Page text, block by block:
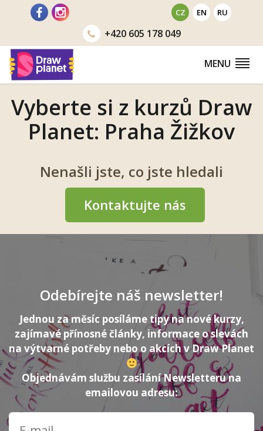
CZ EN RU
+420605 178 049
MENU
Vyberte si z kurzů Draw
Planet: Praha Žižkov
Nenašli jste, co jste hledali
Kontaktujte nás
Odebírejte náš newsletter!
Jednou za měsíc posíláme tipy na nové kurzy,
zajímavé přínosné články, informace o slevách
na výtvarné potřeby nebo o akcích v Draw Planet
Objednávám službu zasílání Newsletteru na
emailovou adresu: